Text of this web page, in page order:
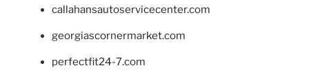
callahansautoservicecenter.com
georgiascornermarket.com
perfectfit24-7.com